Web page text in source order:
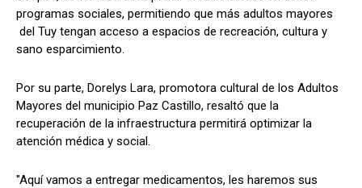
programas sociales, permitiendo que más adultos mayores
del Tuy tengan acceso a espacios de recreación, cultura y
sano esparcimiento.
Por su parte, Dorelys Lara, promotora cultural de los Adultos
Mayores del municipio Paz Castillo, resaltó que la
recuperación de la infraestructura permitirá optimizar la
atención médica y social.
"Aquí vamos a entregar medicamentos, les haremos sus